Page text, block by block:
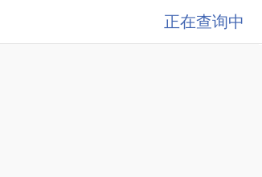
正在查询中